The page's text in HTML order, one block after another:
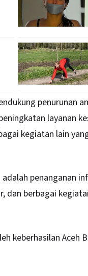
penurunan
layanan
kegiatan lain
penanganan
dan berbagai
keberhasilan Aceh